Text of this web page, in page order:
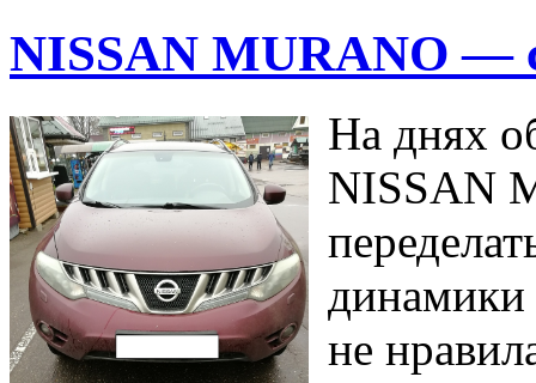
NISSAN MURANO —
На днях
NISSAN
динамики
не